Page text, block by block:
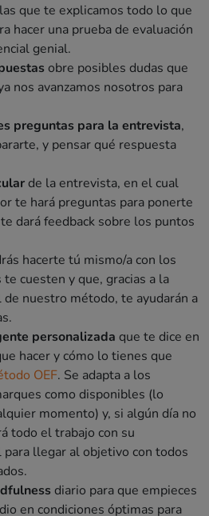
que te explicamos todo lo que
hacer una prueba de evaluación
genial.
obre posibles dudas que
nos avanzamos nosotros para
preguntas para la entrevista,
y pensar qué respuesta
de la entrevista, en el cual
te hará preguntas para ponerte
dará feedback sobre los puntos
hacerte tú mismo/a con los
cuesten y que, gracias a la
nuestro método, te ayudarán a
personalizada que te dice en
hacer y cómo lo tienes que
OEF. Se adapta a los
como disponibles (lo
momento) y, si algún día no
todo el trabajo con su
llegar al objetivo con todos
diario para que empieces
en condiciones óptimas para